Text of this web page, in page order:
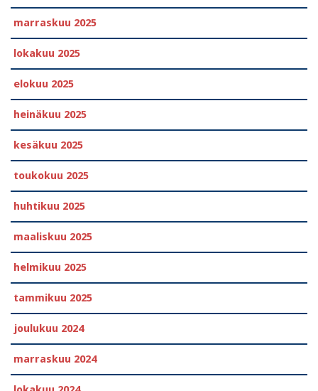
marraskuu 2025
lokakuu 2025
elokuu 2025
heinäkuu 2025
kesäkuu 2025
toukokuu 2025
huhtikuu 2025
maaliskuu 2025
helmikuu 2025
tammikuu 2025
joulukuu 2024
marraskuu 2024